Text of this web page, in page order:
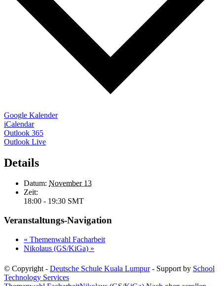
Google Kalender
iCalendar
Outlook 365
Outlook Live
Details
Datum: November 13
Zeit:
18:00 - 19:30 SMT
Veranstaltungs-Navigation
« Themenwahl Facharbeit
Nikolaus (GS/KiGa) »
© Copyright - Deutsche Schule Kuala Lumpur- Support by School
Technology Services